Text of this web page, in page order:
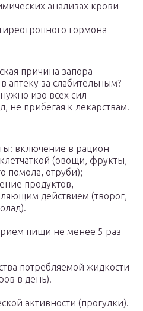
анализах крови
гормона
причина запора
аптеку за слабительным?
изо всех сил
не прибегая к лекарствам.
включение в рацион
(овощи, фрукты,
помола, отруби);
продуктов,
действием (творог,
пищи не менее 5 раз
потребляемой жидкости
в день).
активности (прогулки).